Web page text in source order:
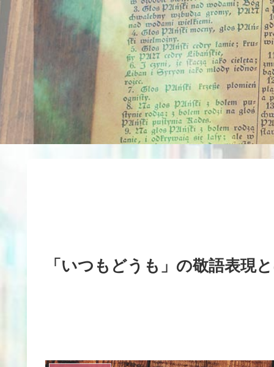
「いつもどうも」の敬語表現